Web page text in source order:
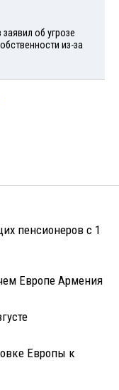
об угрозе
из-за
пенсионеров с 1
Европе Армения
Европы к